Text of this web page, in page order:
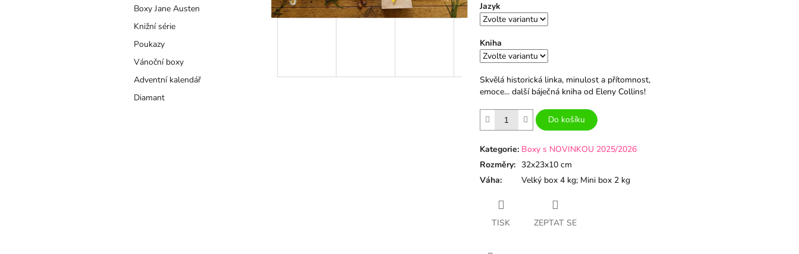
Boxy Jane Austen
Knižní série
Poukazy
Vánoční boxy
Adventní kalendář
Diamant
Jazyk
Kniha
Skvělá historická linka, minulost a přítomnost,
emoce... další báječná kniha od Eleny Collins!
Do košíku
Kategorie: Boxy s NOVINKOU 2025/2026
Rozměry: 32x23x10 cm
Váha: Velký box 4 kg; Mini box 2 kg
TISK ZEPTAT SE